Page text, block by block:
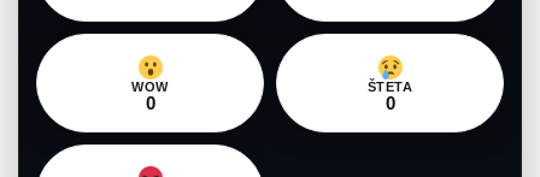
WOW
0
ŠTETA
0